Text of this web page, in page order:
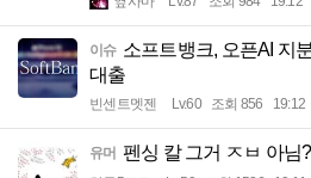
이슈 소프트뱅크, 오픈AI 지
대출
빈센트멧젠 Lv.60 조회 856 19:12
유머 펜싱 칼 그거 ㅈㅂ 아님?